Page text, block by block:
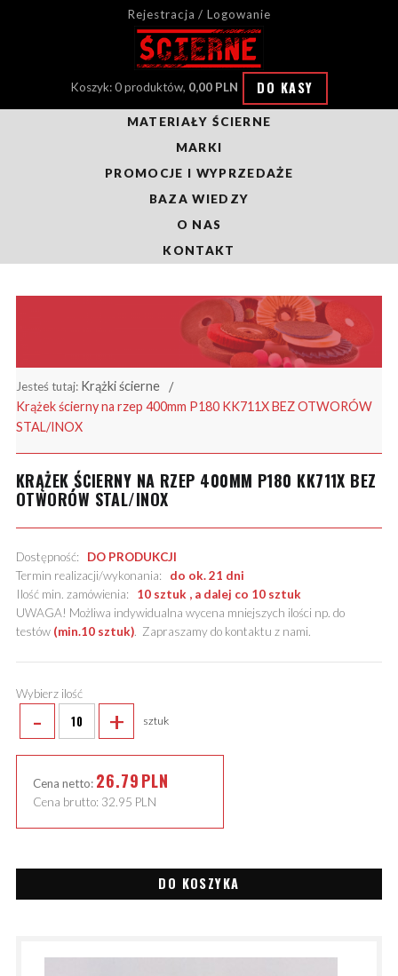
Rejestracja / Logowanie
Koszyk: 0 produktów, 0,00 PLN DO KASY
MATERIAŁY ŚCIERNE
MARKI
PROMOCJE I WYPRZEDAŻE
BAZA WIEDZY
O NAS
KONTAKT
Jesteś tutaj: Krążki ścierne
Krążek ścierny na rzep 400mm P180 KK711X BEZ OTWORÓW
STAL/INOX
KRĄŻEK ŚCIERNY NA RZEP 400MM P180 KK711X BEZ
OTWORÓW STAL/INOX
Dostępność: DO PRODUKCJI
Termin realizacji/wykonania: do ok. 21 dni
Ilość min. zamówienia: 10 sztuk , a dalej co 10 sztuk
UWAGA! Możliwa indywidualna wycena mniejszych ilości np. do
testów (min.10 sztuk). Zapraszamy do kontaktu z nami.
Wybierz ilość
- + sztuk
Cena netto: 26.79PLN
Cena brutto: 32.95 PLN
DO KOSZYKA